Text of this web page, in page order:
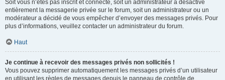
Soit vous n’êtes pas inscrit et connecté, soit un administrateur a désactivé
entièrement la messagerie privée sur le forum, soit un administrateur ou un
modérateur a décidé de vous empêcher d’envoyer des messages privés. Pour
plus d’informations, veuillez contacter un administrateur du forum.
Haut
Je continue à recevoir des messages privés non sollicités !
Vous pouvez supprimer automatiquement les messages privés d’un utilisateur
en utilisant les règles de messages depuis le panneau de contrôle de